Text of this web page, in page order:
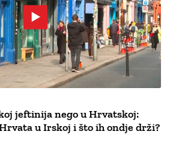
jeftinija nego u Hrvatskoj:
u Irskoj i što ih ondje drži?